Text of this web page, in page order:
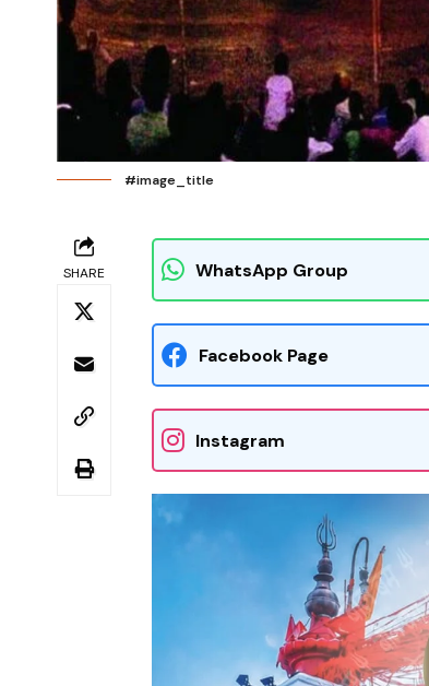
#image_title
SHARE WhatsApp Group
Facebook Page
Instagram